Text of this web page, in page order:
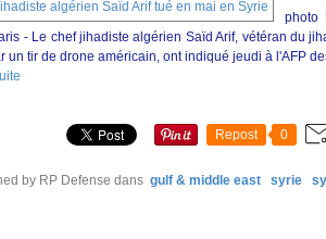
photo
- Le chef jihadiste algérien Saïd Arif, vétéran du
un tir de drone américain, ont indiqué jeudi à l'AFP
Repost 0
by RP Defense dans gulf & middle east syrie